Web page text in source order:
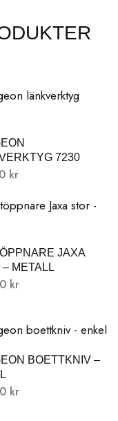
7230
kr
JAXA
– METALL
kr
BOETTKNIV –
kr